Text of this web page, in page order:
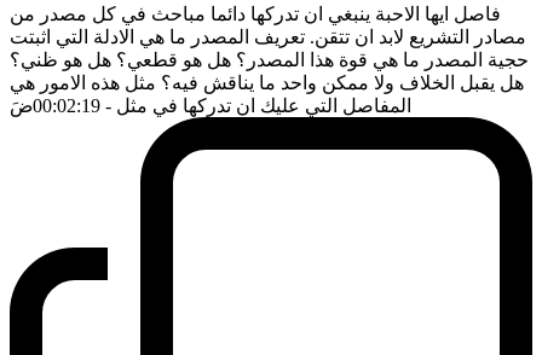
فاصل ايها الاحبة ينبغي ان تدركها دائما مباحث في كل مصدر من
مصادر التشريع لابد ان تتقن. تعريف المصدر ما هي الادلة التي اثبتت
حجية المصدر ما هي قوة هذا المصدر؟ هل هو قطعي؟ هل هو ظني؟
هل يقبل الخلاف ولا ممكن واحد ما يناقش فيه؟ مثل هذه الامور هي
المفاصل التي عليك ان تدركها في مثل - 00:02:19 ضَ